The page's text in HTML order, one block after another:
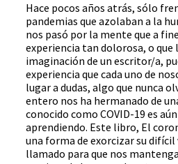
Hace pocos años atrás, sólo
pandemias que azolaban a la
nos pasó por la mente que a
experiencia tan dolorosa, o que
imaginación de un escritor/a,
experiencia que cada uno de
lugar a dudas, algo que nunca
entero nos ha hermanado de
conocido como COVID-19 es
aprendiendo. Este libro, El
una forma de exorcizar su
llamado para que nos